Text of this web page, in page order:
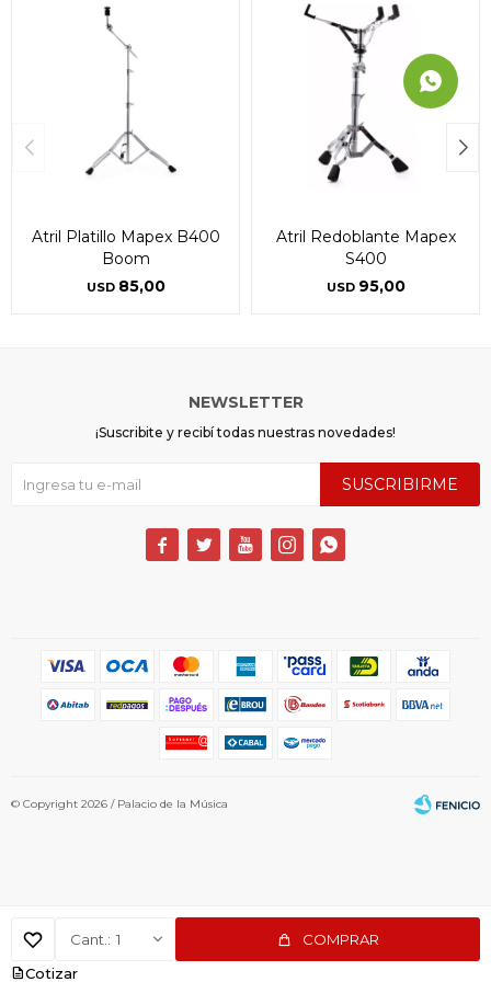
1
COMPRAR
Cotizar
Atril Platillo Mapex B400
Boom
USD 85,00
Atril Redoblante Mapex
S400
USD 95,00
NEWSLETTER
¡Suscribite y recibí todas nuestras novedades!
SUSCRIBIRME
    
© Copyright 2026 / Palacio de la Música